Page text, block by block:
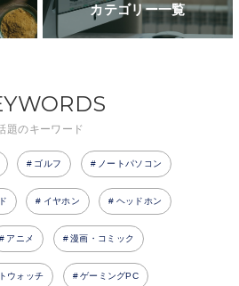
カテゴリー一覧
題のキーワード
ゴルフ ノートパソコン
イヤホン ヘッドホン
アニメ 漫画・コミック
ウォッチ ゲーミングPC